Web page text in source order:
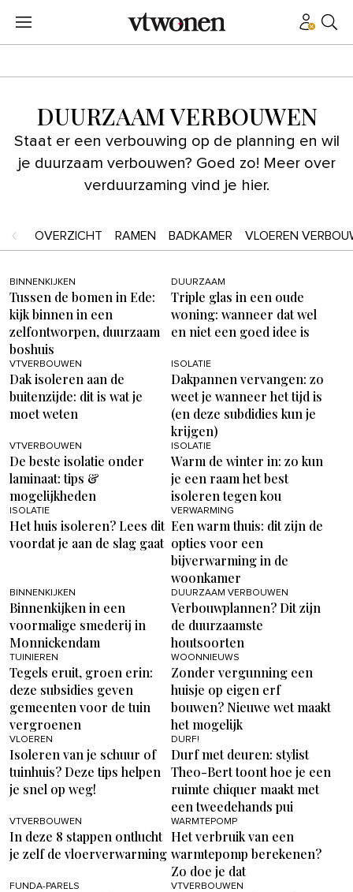
DUURZAAM VERBOUWEN
Staat er een verbouwing op de planning en wil
je duurzaam verbouwen? Goed zo! Meer over
verduurzaming vind je hier.
OVERZICHT RAMEN BADKAMER VLOEREN
BINNENKIJKEN
Tussen de bomen in Ede:
kijk binnen in een
zelfontworpen, duurzaam
boshuis
DUURZAAM
Triple glas in een oude
woning: wanneer dat wel
en niet een goed idee is
VTVERBOUWEN
Dak isoleren aan de
buitenzijde: dit is wat je
moet weten
ISOLATIE
Dakpannen vervangen: zo
weet je wanneer het tijd is
(en deze subdidies kun je
krijgen)
VTVERBOUWEN
De beste isolatie onder
laminaat: tips &
mogelijkheden
ISOLATIE
Warm de winter in: zo kun
je een raam het best
isoleren tegen kou
ISOLATIE
Het huis isoleren? Lees dit
voordat je aan de slag gaat
VERWARMING
Een warm thuis: dit zijn de
opties voor een
bijverwarming in de
woonkamer
BINNENKIJKEN
Binnenkijken in een
voormalige smederij in
Monnickendam
DUURZAAM VERBOUWEN
Verbouwplannen? Dit zijn
de duurzaamste
houtsoorten
TUINIEREN
Tegels eruit, groen erin:
deze subsidies geven
gemeenten voor de tuin
vergroenen
WOONNIEUWS
Zonder vergunning een
huisje op eigen erf
bouwen? Nieuwe wet maakt
het mogelijk
VLOEREN
Isoleren van je schuur of
tuinhuis? Deze tips helpen
je snel op weg!
DURF!
Durf met deuren: stylist
Theo-Bert toont hoe je een
ruimte chiquer maakt met
een tweedehands pui
VTVERBOUWEN
In deze 8 stappen ontlucht
je zelf de vloerverwarming
WARMTEPOMP
Het verbruik van een
warmtepomp berekenen?
Zo doe je dat
FUNDA-PARELS VTVERBOUWEN